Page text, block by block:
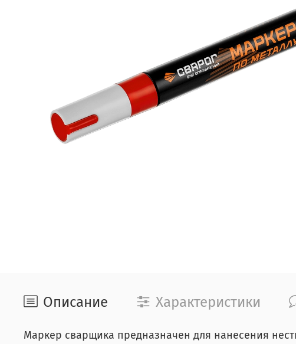
Описание Характеристики
Маркер сварщика предназначен для нанесения